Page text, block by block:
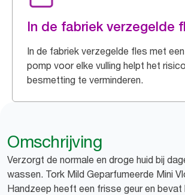
In de fabriek verzegelde
In de fabriek verzegelde fles met
pomp voor elke vulling helpt het
besmetting te verminderen.
Omschrijving
Verzorgt de normale en droge huid bij
wassen. Tork Mild Geparfumeerde Mini
Handzeep heeft een frisse geur en bevat